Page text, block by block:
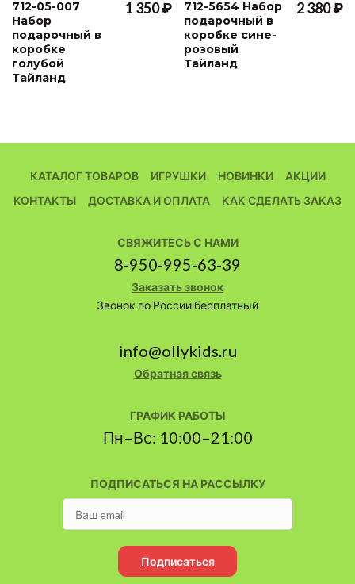
712-05-007
Набор
подарочный в
коробке
голубой
Тайланд
1 350 ₽
712-5654 Набор
подарочный в
коробке сине-
розовый
Тайланд
2 380 ₽
КАТАЛОГ ТОВАРОВ ИГРУШКИ НОВИНКИ
АКЦИИ
КОНТАКТЫ
ДОСТАВКА И ОПЛАТА КАК СДЕЛАТЬ ЗАКАЗ
ПОДПИСАТЬСЯ НА РАССЫЛКУ
Подписаться
СВЯЖИТЕСЬ С НАМИ
8-950-995-63-39
Заказать звонок
Звонок по России бесплатный
info@ollykids.ru
Обратная связь
ГРАФИК РАБОТЫ
Пн–Вс: 10:00–21:00